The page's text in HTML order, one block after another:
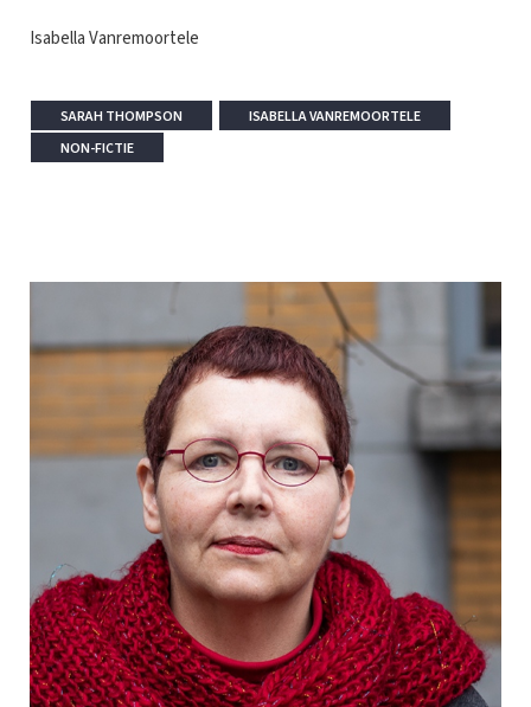
Isabella Vanremoortele
SARAH THOMPSON
ISABELLA VANREMOORTELE
NON-FICTIE